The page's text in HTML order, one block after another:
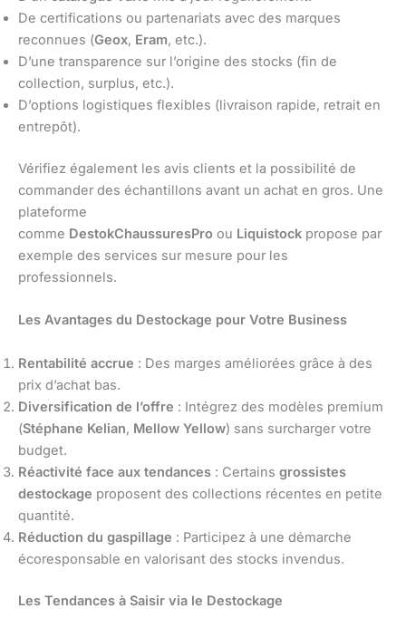
De certifications ou partenariats avec des marques
reconnues (Geox, Eram, etc.).
D’une transparence sur l’origine des stocks (fin de
collection, surplus, etc.).
D’options logistiques flexibles (livraison rapide, retrait en
entrepôt).
Vérifiez également les avis clients et la possibilité de
commander des échantillons avant un achat en gros. Une
plateforme
comme DestokChaussuresPro ou Liquistock propose par
exemple des services sur mesure pour les
professionnels.
Les Avantages du Destockage pour Votre Business
Rentabilité accrue : Des marges améliorées grâce à des
prix d’achat bas.
Diversification de l’offre : Intégrez des modèles premium
(Stéphane Kelian, Mellow Yellow) sans surcharger votre
budget.
Réactivité face aux tendances : Certains grossistes
destockage proposent des collections récentes en petite
quantité.
Réduction du gaspillage : Participez à une démarche
écoresponsable en valorisant des stocks invendus.
Les Tendances à Saisir via le Destockage